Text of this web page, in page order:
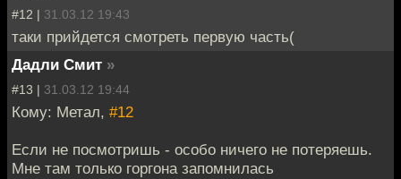
#12 | 31.03.12 19:43
таки прийдется смотреть первую часть(
Дадли Смит »
#13 | 31.03.12 19:44
Кому: Метал, #12
Если не посмотришь - особо ничего не потеряешь.
Мне там только горгона запомнилась